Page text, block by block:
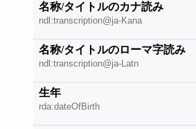
名称/タイトルのカナ読み
ndl:transcription@ja-Kana
名称/タイトルのローマ字読み
ndl:transcription@ja-Latn
生年
rda:dateOfBirth